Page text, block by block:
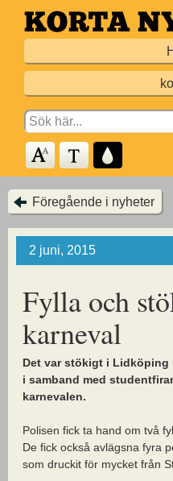
Hoppa
till
Search
for:
Föregående i nyheter
2 juni, 2015
Fylla och
karneval
Det var stökigt i
i samband med
karnevalen.
Polisen fick ta hand om två
De fick också avlägsna fyra
som druckit för mycket från